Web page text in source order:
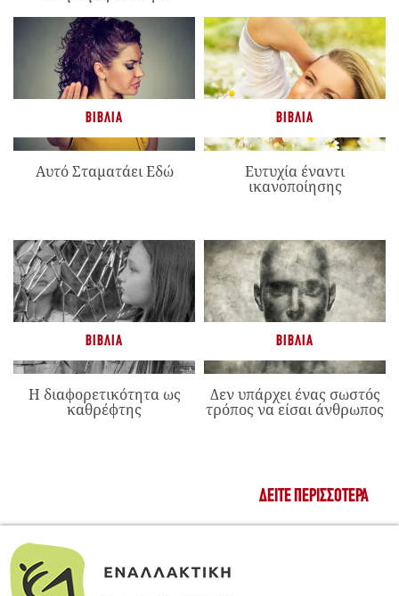
ΒΙΒΛΊΑ
Αυτό Σταματάει Εδώ
ΒΙΒΛΊΑ
Ευτυχία έναντι
ικανοποίησης
ΒΙΒΛΊΑ
Η διαφορετικότητα ως
καθρέφτης
ΒΙΒΛΊΑ
Δεν υπάρχει ένας σωστός
τρόπος να είσαι άνθρωπος
ΔΕΊΤΕ ΠΕΡΙΣΣΌΤΕΡΑ